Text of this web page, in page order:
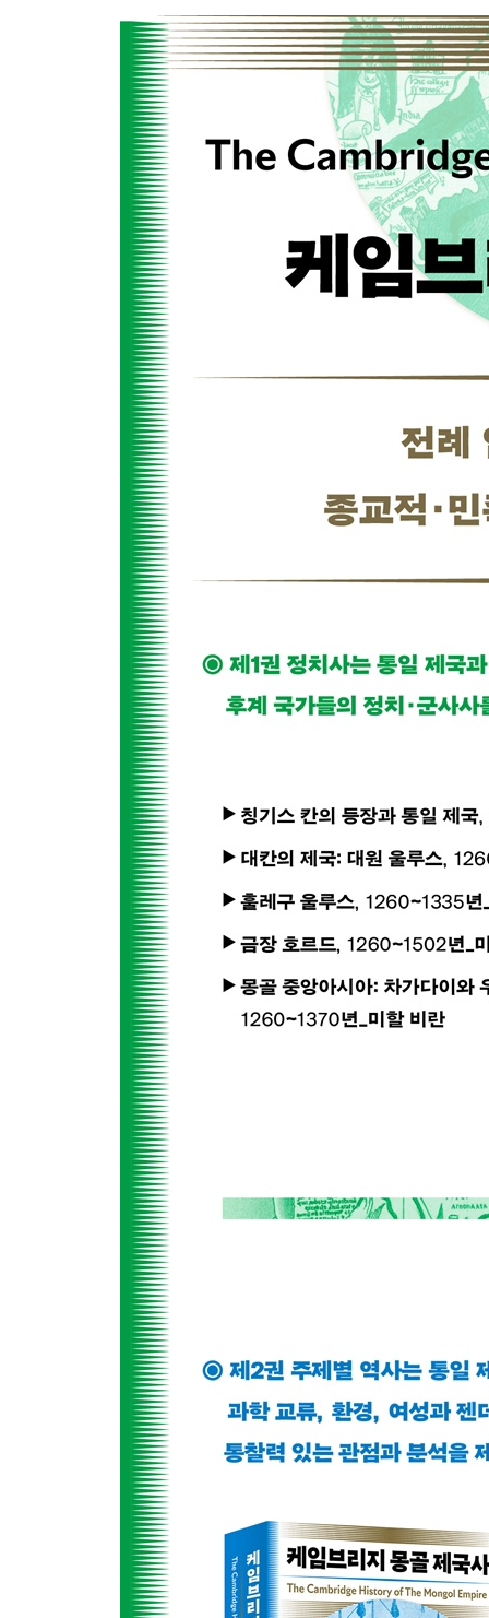
루스 공국_로런스 랭어
루스 침공, 1237~1241년 | 13세기의 암흑기 | 몽
제2부. 외부 역사: 몽골과 정복되지 않은 지역과의
몽골과 유럽_니콜라 디 코스모
서론 | 몽골의 유럽 침공과 초기 접촉 | 몽골에 대
유럽: 물질과 문화적 영향 | 결론 | 참고문헌
몽골과 아랍_중동 레우벤 아미타이
서론 | 첫 만남 | 맘룩과의 계속되는 전쟁 | 아라비
남아시아와_몽골 제국 탄센 센
군사 충돌과 외교 교류 | 몽골 세계와의 상업적 연
맺음말. 몽골 제국, 유목 문화, 세계사 _미할 비란·
칭기스계의 교환: 문화적, 경제적, 종교적 변화 |
옮긴이의 말
찾아보기